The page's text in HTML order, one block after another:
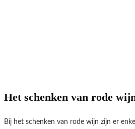
Het schenken van rode
Bij het schenken van rode wijn zijn er